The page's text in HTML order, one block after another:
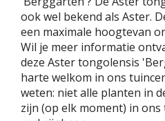
ook wel bekend als Aster.
een maximale hoogtevan
Wil je meer informatie
deze Aster tongolensis
harte welkom in ons
weten: niet alle planten in
zijn (op elk moment) in